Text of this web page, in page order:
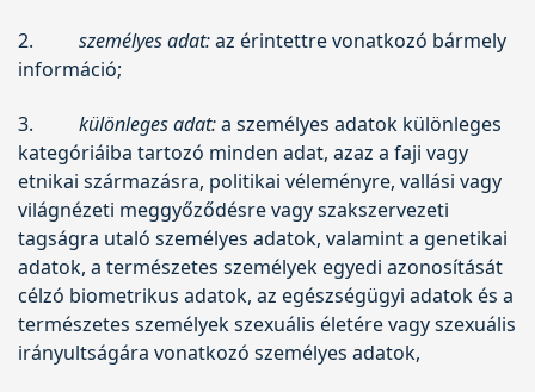
2. személyes adat:az érintettre vonatkozó bármely
információ;
3. különleges adat:a személyes adatok különleges
kategóriáiba tartozó minden adat, azaz a faji vagy
etnikai származásra, politikai véleményre, vallási vagy
világnézeti meggyőződésre vagy szakszervezeti
tagságra utaló személyes adatok, valamint a genetikai
adatok, a természetes személyek egyedi azonosítását
célzó biometrikus adatok, az egészségügyi adatok és a
természetes személyek szexuális életére vagy szexuális
irányultságára vonatkozó személyes adatok,